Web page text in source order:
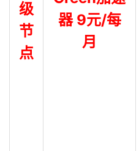
级
节
点
器 9元/每
月